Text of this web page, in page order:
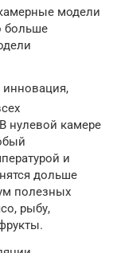
модели
больше
нулевой камере
и
дольше
полезных
рыбу,